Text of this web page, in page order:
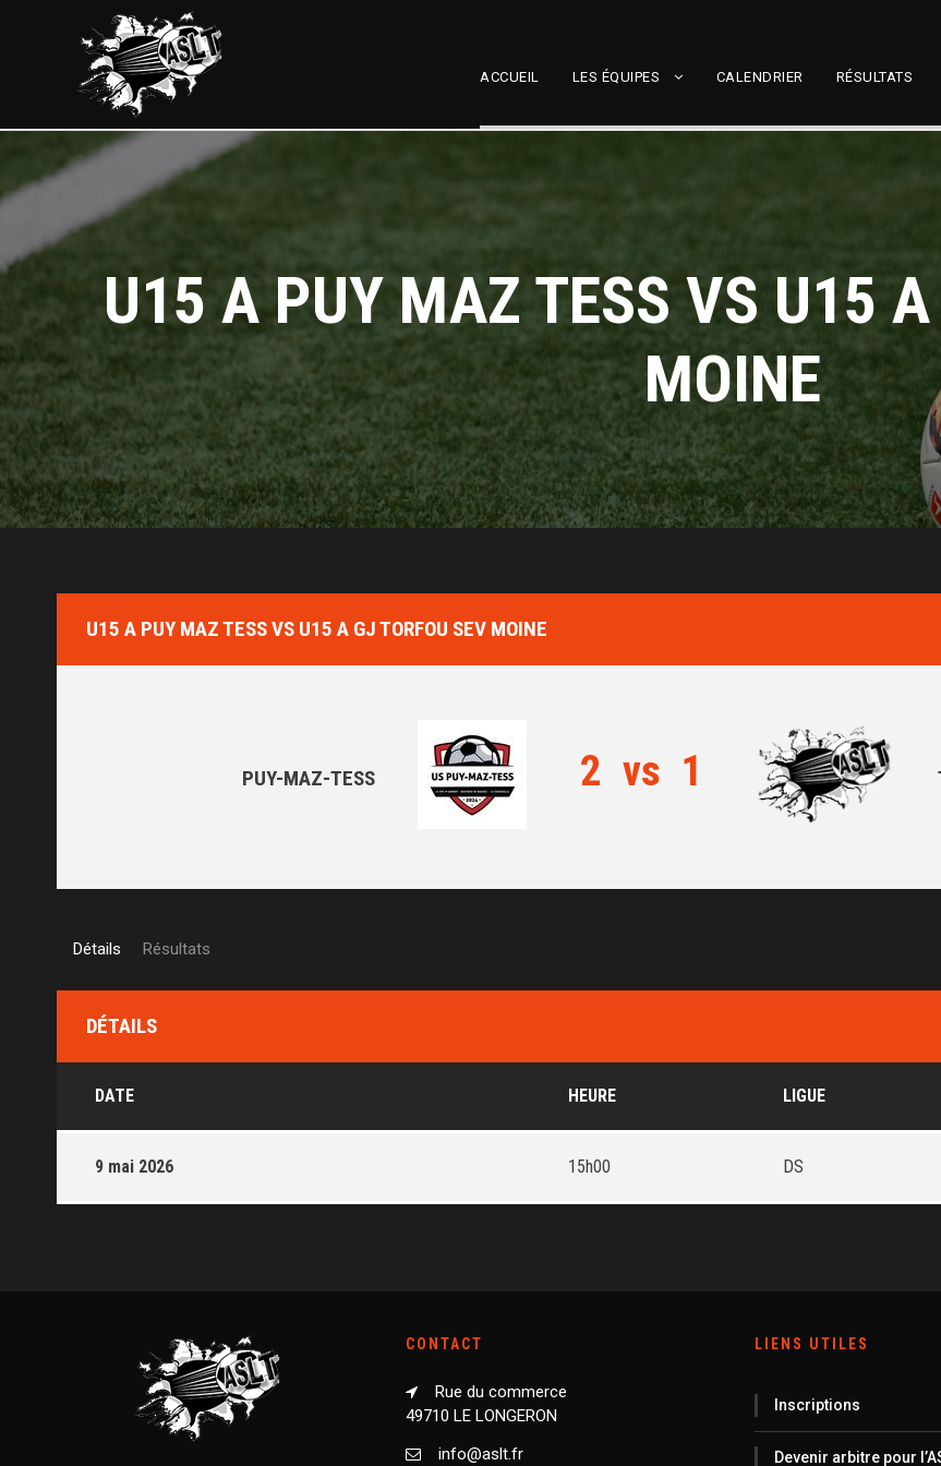
ACCUEIL LES ÉQUIPES CALENDRIER RÉSULTATS
U15 A PUY MAZ TESS VS U15 A
MOINE
U15 A PUY MAZ TESS VS U15 A GJ TORFOU SEV MOINE
PUY-MAZ-TESS 2 vs 1
Détails Résultats
DÉTAILS
DATE HEURE LIGUE
9 mai 2026 15h00 DS
CONTACT
Rue du commerce
49710 LE LONGERON
info@aslt.fr
LIENS UTILES
Inscriptions
Devenir arbitre pour